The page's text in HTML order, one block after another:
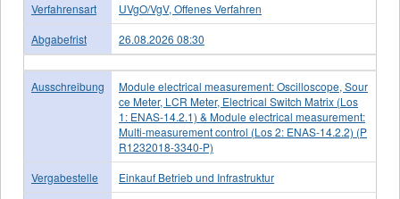
Verfahrensart
UVgO/VgV, Offenes Verfahren
Abgabefrist
26.08.2026 08:30
Ausschreibung
Module electrical measurement: Oscilloscope, Sour
ce Meter, LCR Meter, Electrical Switch Matrix (Los
1: ENAS-14.2.1) & Module electrical measurement:
Multi-measurement control (Los 2: ENAS-14.2.2) (P
R1232018-3340-P)
Vergabestelle
Einkauf Betrieb und Infrastruktur